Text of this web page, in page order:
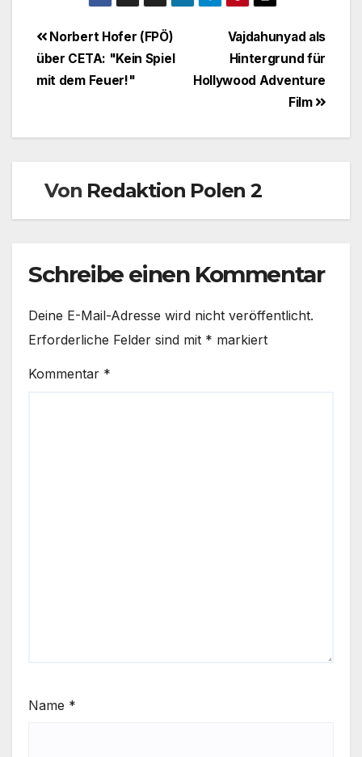
BeitragsnavigationVajdahunyad als
Hintergrund für
Hollywood Adventure
Film
Norbert Hofer (FPÖ)
über CETA: "Kein Spiel
mit dem Feuer!"
Von Redaktion Polen 2
Schreibe einen Kommentar
Deine E-Mail-Adresse wird nicht veröffentlicht.
Erforderliche Felder sind mit * markiert
Kommentar *
Name *